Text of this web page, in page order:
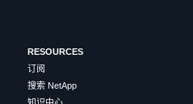
RESOURCES
订阅
搜索 NetApp